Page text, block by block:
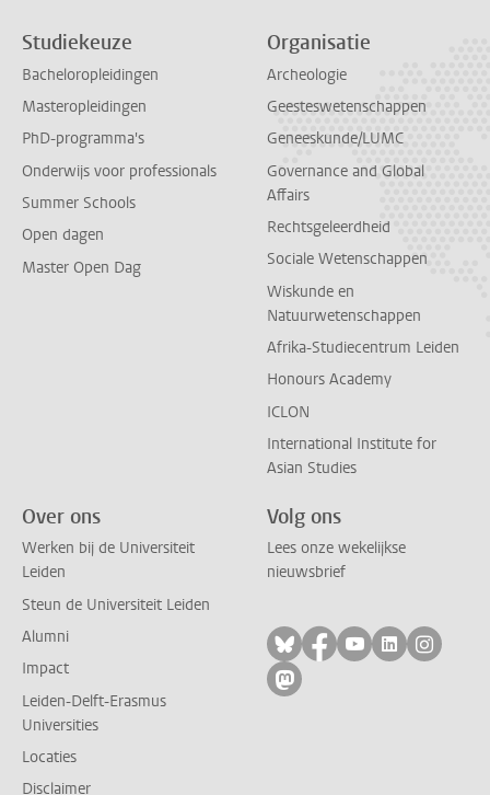
Studiekeuze
Bacheloropleidingen
Masteropleidingen
PhD-programma's
Onderwijs voor professionals
Summer Schools
Open dagen
Master Open Dag
Organisatie
Archeologie
Geesteswetenschappen
Geneeskunde/LUMC
Governance and Global
Affairs
Rechtsgeleerdheid
Sociale Wetenschappen
Wiskunde en
Natuurwetenschappen
Afrika-Studiecentrum Leiden
Honours Academy
ICLON
International Institute for
Asian Studies
Over ons
Werken bij de Universiteit
Leiden
Steun de Universiteit Leiden
Alumni
Impact
Leiden-Delft-Erasmus
Universities
Locaties
Disclaimer
Volg ons
Lees onze wekelijkse
nieuwsbrief
Volg ons op bluesky
Volg ons op
Volg ons op
Volg ons
Volg
Volg ons op mastodon